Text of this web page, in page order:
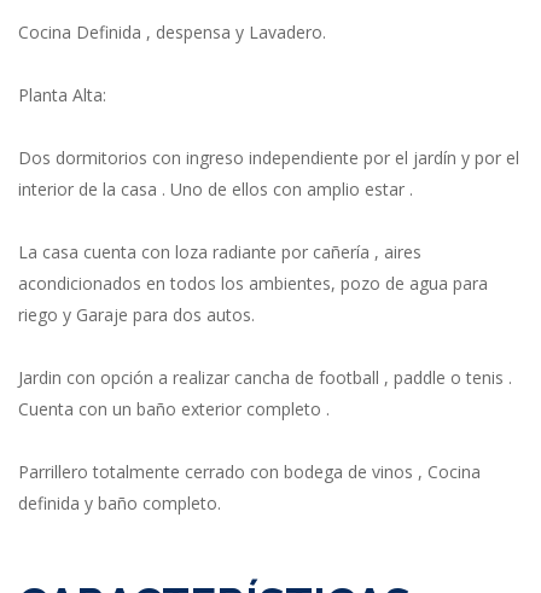
Cocina Definida , despensa y Lavadero.
Planta Alta:
Dos dormitorios con ingreso independiente por el jardín y por el
interior de la casa . Uno de ellos con amplio estar .
La casa cuenta con loza radiante por cañería , aires
acondicionados en todos los ambientes, pozo de agua para
riego y Garaje para dos autos.
Jardin con opción a realizar cancha de football , paddle o tenis .
Cuenta con un baño exterior completo .
Parrillero totalmente cerrado con bodega de vinos , Cocina
definida y baño completo.